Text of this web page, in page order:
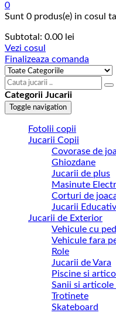
0
Sunt 0 produs(e) in cosul
Subtotal: 0.00 lei
Vezi cosul
Finalizeaza comanda
Categorii Jucarii
Toggle navigation
Fotolii copii
Jucarii Copii
Covorase de
Ghiozdane
Jucarii de plus
Masinute
Corturi de
Jucarii
Jucarii de Exterior
Vehicule cu
Vehicule fara
Role
Jucarii de Vara
Piscine si
Sanii si articole
Trotinete
Skateboard